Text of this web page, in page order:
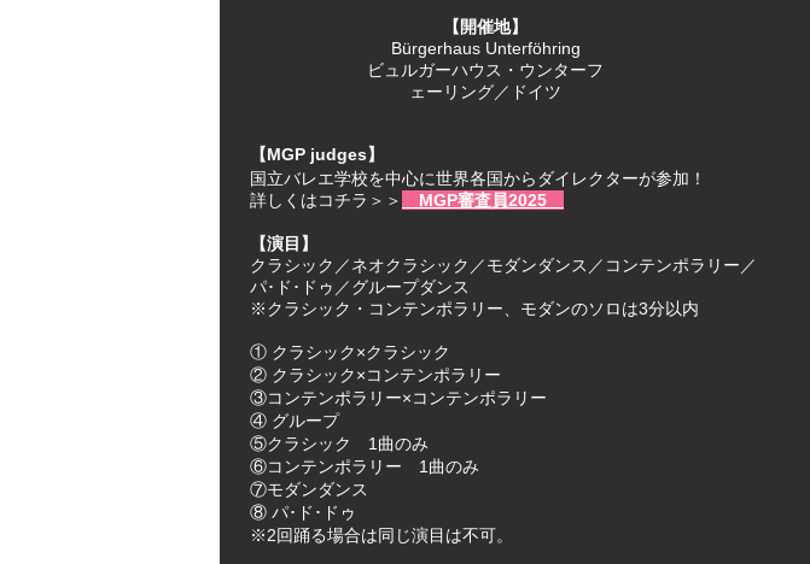
【開催地】
Bürgerhaus Unterföhring
ビュルガーハウス・ウンターフ
ェーリング／ドイツ
【MGP judges】
国立バレエ学校を中心に世界各国からダイレクターが参加！
詳しくはコチラ＞＞
MGP審査員2025
【演目】
クラシック／ネオクラシック／モダンダンス／コンテンポラリー／
パ･ド･ドゥ／グループダンス
※クラシック・コンテンポラリー、モダンのソロは3分以内
① クラシック×クラシック
② クラシック×コンテンポラリー
③コンテンポラリー×コンテンポラリー
④ グループ
⑤クラシック 1曲のみ
⑥コンテンポラリー 1曲のみ
⑦モダンダンス
⑧ パ･ド･ドゥ
※2回踊る場合は同じ演目は不可。